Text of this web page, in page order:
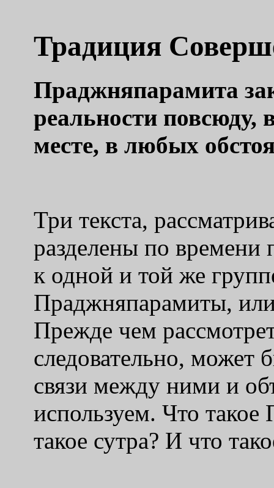
Традиция
Праджняпарамита
реальности
месте, в любых
Три текста,
разделены по времени
к одной и той же
Праджняпарамиты,
Прежде чем
следовательно, может
связи между ними и
используем. Что
такое сутра? И что